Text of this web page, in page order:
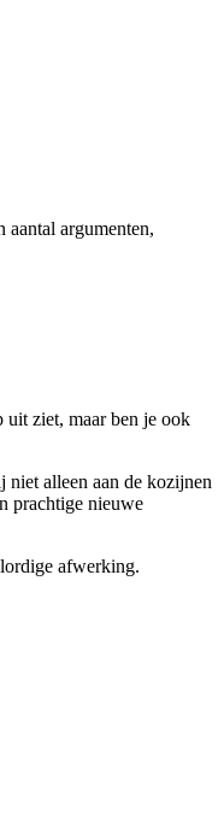
aantal argumenten,
uit ziet, maar ben je ook
alleen aan de kozijnen
prachtige nieuwe
afwerking.